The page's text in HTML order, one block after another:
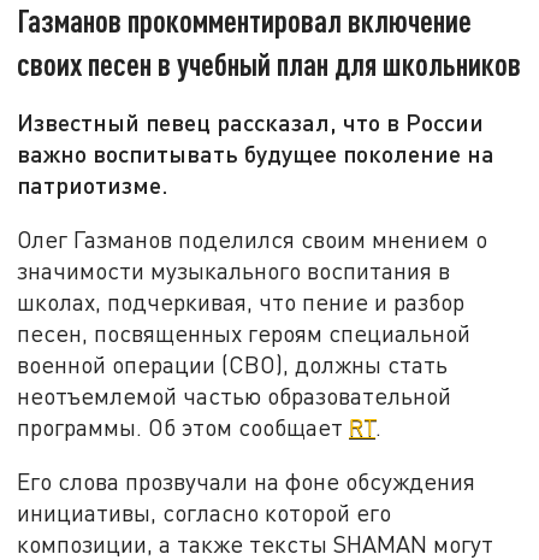
Газманов прокомментировал включение
своих песен в учебный план для школьников
Известный певец рассказал, что в России
важно воспитывать будущее поколение на
патриотизме.
Олег Газманов поделился своим мнением о
значимости музыкального воспитания в
школах, подчеркивая, что пение и разбор
песен, посвященных героям специальной
военной операции (СВО), должны стать
неотъемлемой частью образовательной
программы. Об этом сообщает RT.
Его слова прозвучали на фоне обсуждения
инициативы, согласно которой его
композиции, а также тексты SHAMAN могут